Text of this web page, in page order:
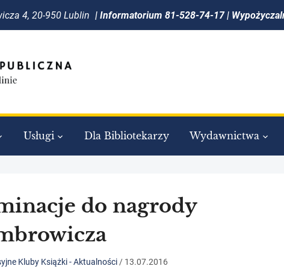
4, 20-950 Lublin | Informatorium 81-528-74-17 |
Usługi Dla Bibliotekarzy Wydawnictwa
do nagrody
Kluby Książki - Aktualności / 13.07.2016